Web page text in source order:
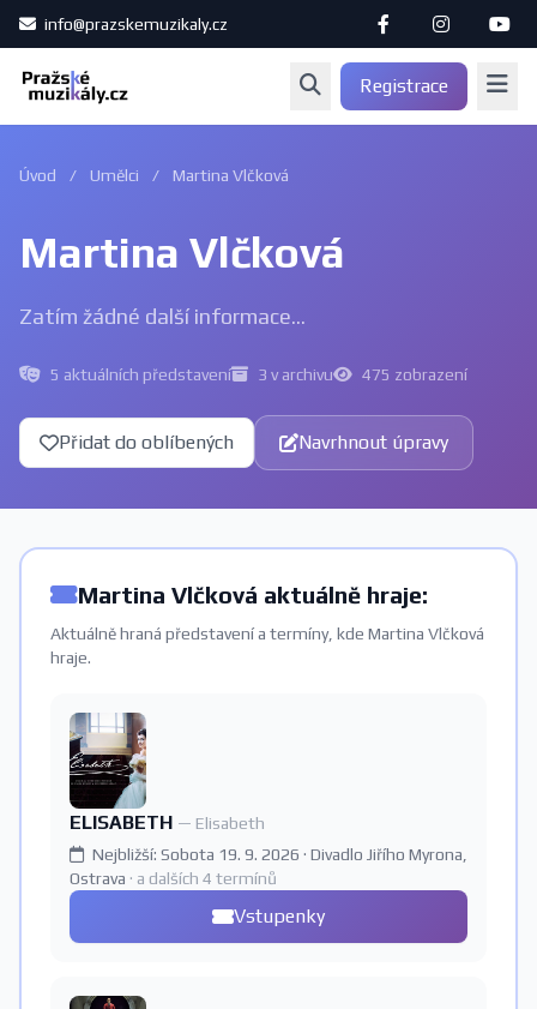
info@prazskemuzikaly.cz
Registrace
Úvod / Umělci / Martina Vlčková
Martina Vlčková
Zatím žádné další informace...
5 aktuálních představení 3 v archivu 475 zobrazení
Přidat do oblíbených Navrhnout úpravy
Martina Vlčková aktuálně hraje:
Aktuálně hraná představení a termíny, kde Martina Vlčková
hraje.
ELISABETH — Elisabeth
Nejbližší: Sobota 19. 9. 2026 · Divadlo Jiřího Myrona,
Ostrava · a dalších 4 termínů
Vstupenky